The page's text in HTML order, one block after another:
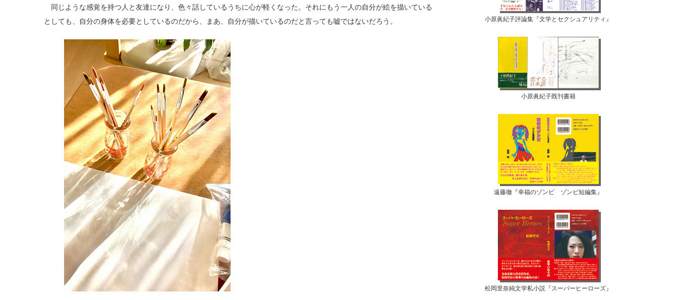
同じような感覚を持つ人と友達になり、色々話しているうちに心が軽くなった。それにもう一人の自分が絵を描いている
としても、自分の身体を必要としているのだから、まあ、自分が描いているのだと言っても嘘ではないだろう。
小原眞紀子評論集『文学とセクシュアリティ』
小原眞紀子既刊書籍
遠藤徹『幸福のゾンビ ゾンビ短編集』
松岡里奈純文学私小説『スーパーヒーローズ』